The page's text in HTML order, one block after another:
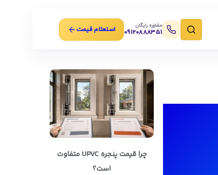
مشاوره رایگان
09120888351 استعلام قیمت
چرا قیمت پنجره UPVC متفاوت
است؟